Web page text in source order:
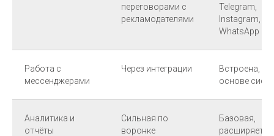
переговорами с
рекламодателями
Telegram,
Instagram,
WhatsApp
Работа с
мессенджерами
Через интеграции
Встроена, в
основе
Аналитика и
отчёты
Сильная по
воронке
Базовая,
расширяется